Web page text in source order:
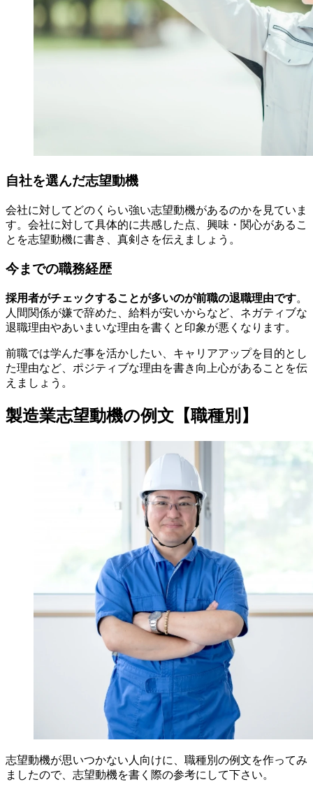
自社を選んだ志望動機
会社に対してどのくらい強い志望動機があるのかを見ていま
す。会社に対して具体的に共感した点、興味・関心があるこ
とを志望動機に書き、真剣さを伝えましょう。
今までの職務経歴
採用者がチェックすることが多いのが前職の退職理由です。
人間関係が嫌で辞めた、給料が安いからなど、ネガティブな
退職理由やあいまいな理由を書くと印象が悪くなります。
前職では学んだ事を活かしたい、キャリアアップを目的とし
た理由など、ポジティブな理由を書き向上心があることを伝
えましょう。
製造業志望動機の例文【職種別】
志望動機が思いつかない人向けに、職種別の例文を作ってみ
ましたので、志望動機を書く際の参考にして下さい。